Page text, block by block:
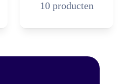
10 producten